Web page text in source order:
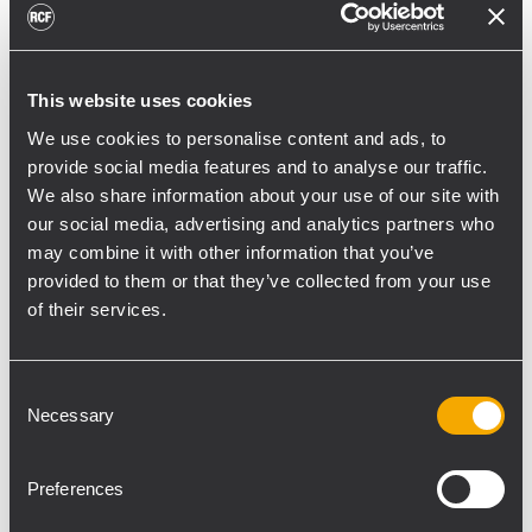
This website uses cookies
We use cookies to personalise content and ads, to
provide social media features and to analyse our traffic.
We also share information about your use of our site with
our social media, advertising and analytics partners who
may combine it with other information that you’ve
provided to them or that they’ve collected from your use
of their services.
Selection
Necessary
Preferences
dos HDL 30-A a cada lado, se suspendieron
utilizando un único motor CM con una
plataforma móvil con cuatro módulos HDL
50-A o HDL 30-A permitió una instalación
rápida y sencilla con solo dos personas. Los
veinte subwoofers SUB 9006-AS se
instalaron en la parte frontal del escenario
en dos filas de diez subwoofers cada una.
Su colocación en curva end-fire aseguró
graves hacia el escenario. Las dos torres de
retardo se colocaron a 80 metros de la PA
principal. Cada una contaba con un array de
8 módulos HDL 30-A, suspendidos con un